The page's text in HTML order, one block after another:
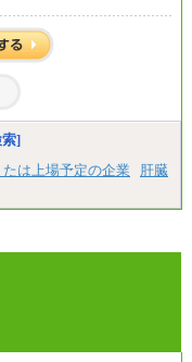
給21万円
制）卒業：月給20万円
ございません
員） （2）技術職（総
社規定により決定
ございません
]
は上場予定の企業
肝臓